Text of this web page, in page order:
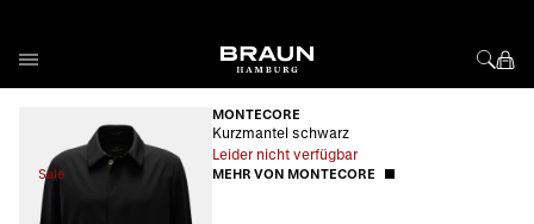
Sale
MONTECORE
Kurzmantel schwarz
Leider nicht verfügbar
MEHR VON MONTECORE